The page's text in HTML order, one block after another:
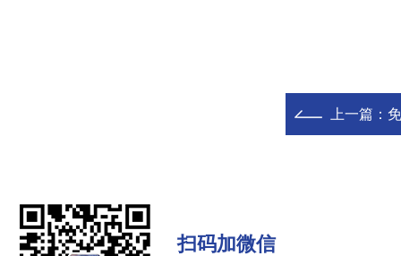
上一篇：
扫码加微信